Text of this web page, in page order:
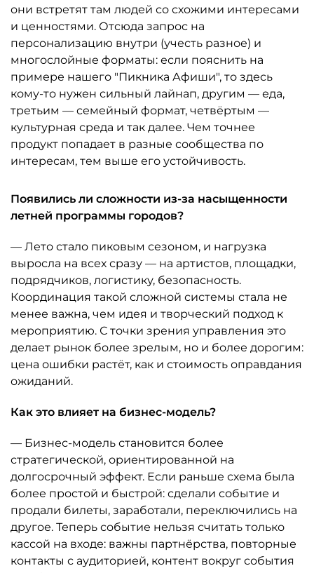
они встретят там людей со схожими интересами
и ценностями. Отсюда запрос на
персонализацию внутри (учесть разное) и
многослойные форматы: если пояснить на
примере нашего "Пикника Афиши", то здесь
кому-то нужен сильный лайнап, другим — еда,
третьим — семейный формат, четвёртым —
культурная среда и так далее. Чем точнее
продукт попадает в разные сообщества по
интересам, тем выше его устойчивость.
Появились ли сложности из-за насыщенности
летней программы городов?
— Лето стало пиковым сезоном, и нагрузка
выросла на всех сразу — на артистов, площадки,
подрядчиков, логистику, безопасность.
Координация такой сложной системы стала не
менее важна, чем идея и творческий подход к
мероприятию. С точки зрения управления это
делает рынок более зрелым, но и более дорогим:
цена ошибки растёт, как и стоимость оправдания
ожиданий.
Как это влияет на бизнес-модель?
— Бизнес-модель становится более
стратегической, ориентированной на
долгосрочный эффект. Если раньше схема была
более простой и быстрой: сделали событие и
продали билеты, заработали, переключились на
другое. Теперь событие нельзя считать только
кассой на входе: важны партнёрства, повторные
контакты с аудиторией, контент вокруг события